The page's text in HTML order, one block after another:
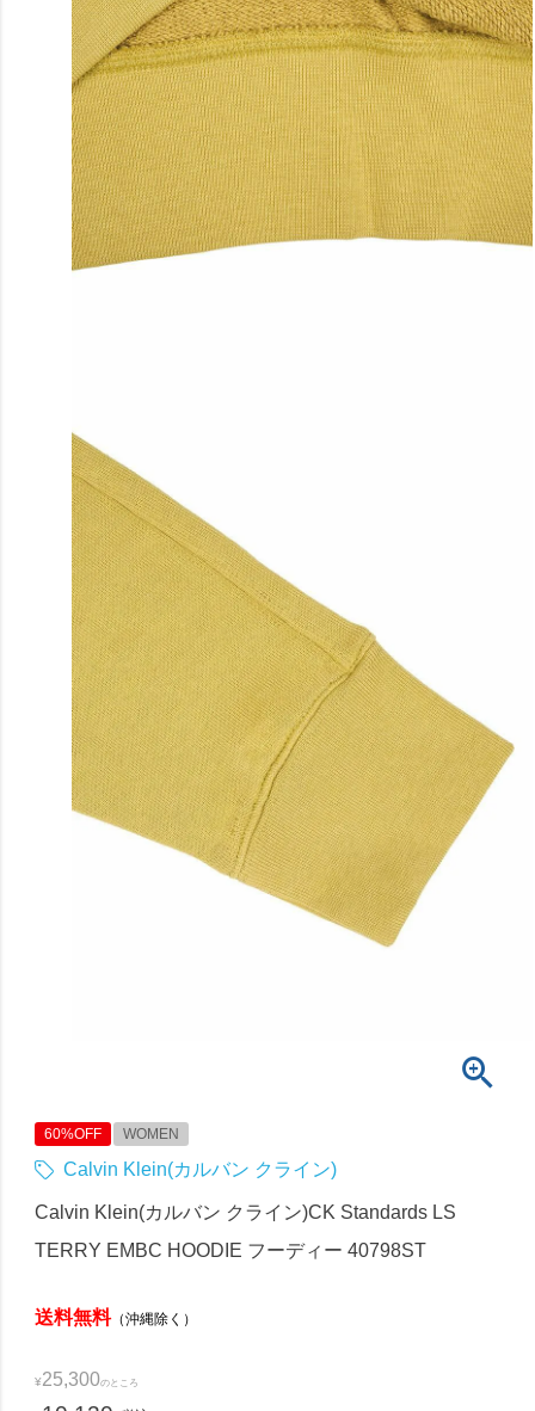
60%OFF WOMEN
Calvin Klein(カルバン クライン)
Calvin Klein(カルバン クライン)CK Standards LS
TERRY EMBC HOODIE フーディー 40798ST
送料無料（沖縄除く）
¥25,300のところ